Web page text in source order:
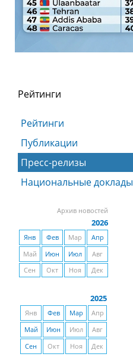
Рейтинги
Рейтинги
Публикации
Пресс-релизы
Национальные доклады
Архив новостей
2026
Янв Фев Мар
Апр
Май
Июн Июл
Авг
Сен
Окт Ноя Дек
2025
Янв Фев Мар
Апр
Май
Июн Июл
Авг
Сен
Окт Ноя Дек